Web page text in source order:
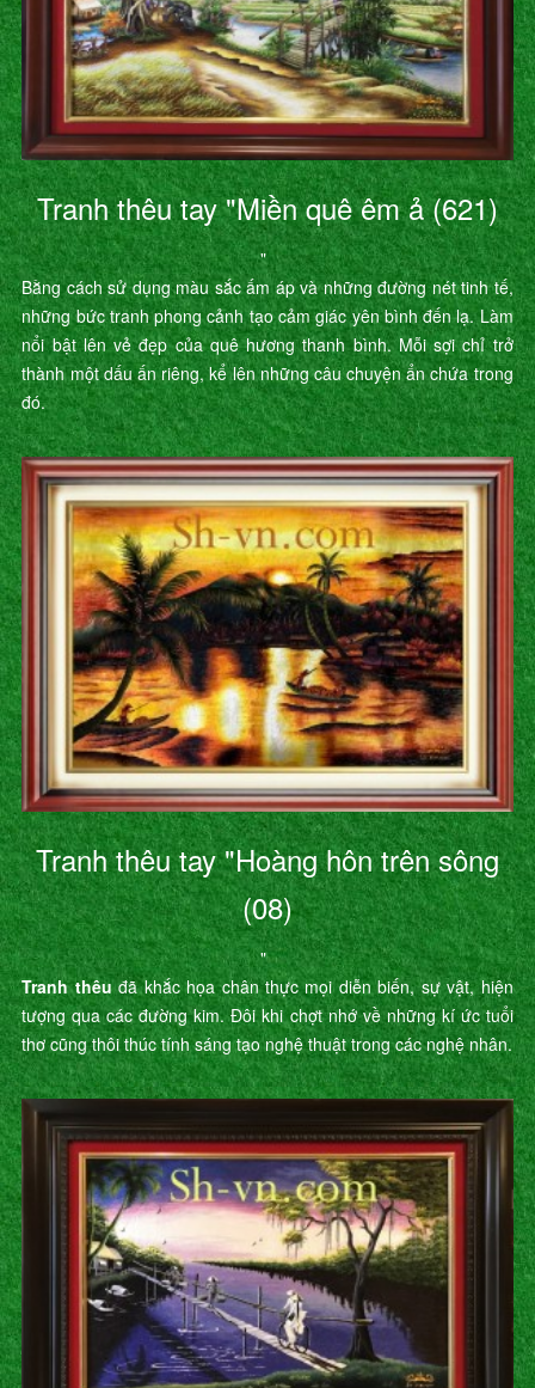
Tranh thêu tay "Miền quê êm ả (621)
"
Bằng cách sử dụng màu sắc ấm áp và những đường nét tinh tế,
những bức tranh phong cảnh tạo cảm giác yên bình đến lạ. Làm
nổi bật lên vẻ đẹp của quê hương thanh bình. Mỗi sợi chỉ trở
thành một dấu ấn riêng, kể lên những câu chuyện ẩn chứa trong
đó.
Tranh thêu tay "Hoàng hôn trên sông
(08)
"
Tranh thêuđã khắc họa chân thực mọi diễn biến, sự vật, hiện
tượng qua các đường kim. Đôi khi chợt nhớ về những kí ức tuổi
thơ cũng thôi thúc tính sáng tạo nghệ thuật trong các nghệ nhân.